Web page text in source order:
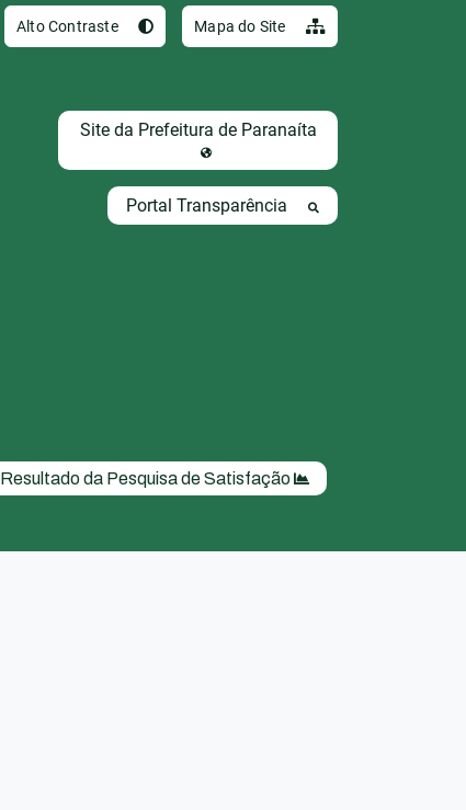
Alto Contraste Mapa do Site
Site da Prefeitura de Paranaíta
Portal Transparência
Resultado da Pesquisa de Satisfação